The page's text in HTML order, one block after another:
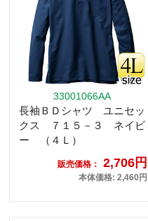
33001066AA
長袖ＢＤシャツ ユニセッ
クス ７１５－３ ネイビ
ー （４Ｌ）
販売価格： 2,706円
本体価格: 2,460円